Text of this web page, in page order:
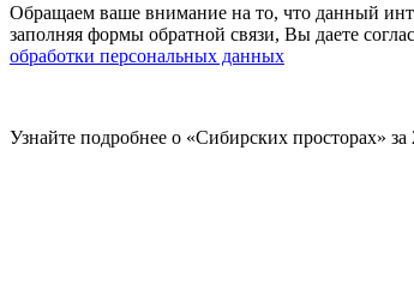
Обращаем ваше внимание на то, что данный
заполняя формы обратной связи, Вы даете
обработки персональных данных
Узнайте подробнее о «Сибирских просторах»